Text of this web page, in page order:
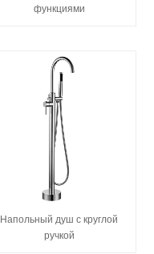
функциями
Напольный душ с круглой
ручкой